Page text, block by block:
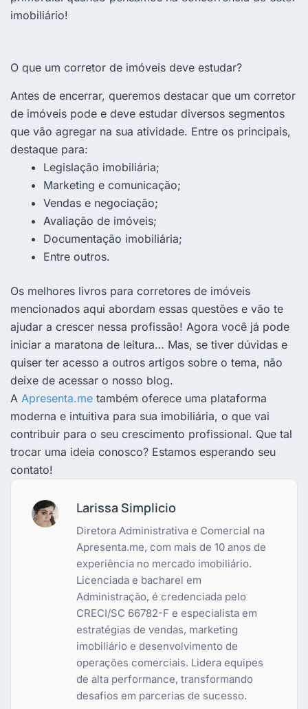
imobiliário!
O que um corretor de imóveis deve estudar?
Antes de encerrar, queremos destacar que um corretor
de imóveis pode e deve estudar diversos segmentos
que vão agregar na sua atividade. Entre os principais,
destaque para:
Legislação imobiliária;
Marketing e comunicação;
Vendas e negociação;
Avaliação de imóveis;
Documentação imobiliária;
Entre outros.
Os melhores livros para corretores de imóveis
mencionados aqui abordam essas questões e vão te
ajudar a crescer nessa profissão! Agora você já pode
iniciar a maratona de leitura… Mas, se tiver dúvidas e
quiser ter acesso a outros artigos sobre o tema, não
deixe de acessar o nosso blog.
A Apresenta.me também oferece uma plataforma
moderna e intuitiva para sua imobiliária, o que vai
contribuir para o seu crescimento profissional. Que tal
trocar uma ideia conosco? Estamos esperando seu
contato!
Larissa Simplicio
Diretora Administrativa e Comercial na
Apresenta.me, com mais de 10 anos de
experiência no mercado imobiliário.
Licenciada e bacharel em
Administração, é credenciada pelo
CRECI/SC 66782-F e especialista em
estratégias de vendas, marketing
imobiliário e desenvolvimento de
operações comerciais. Lidera equipes
de alta performance, transformando
desafios em parcerias de sucesso.